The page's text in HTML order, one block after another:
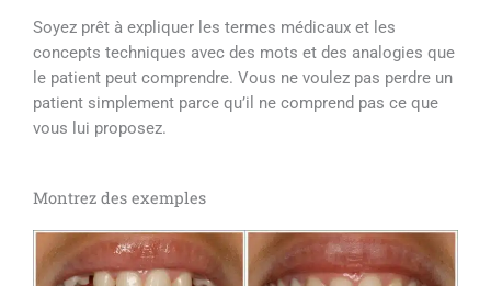
Soyez prêt à expliquer les termes médicaux et les
concepts techniques avec des mots et des analogies que
le patient peut comprendre. Vous ne voulez pas perdre un
patient simplement parce qu’il ne comprend pas ce que
vous lui proposez.
Montrez des exemples